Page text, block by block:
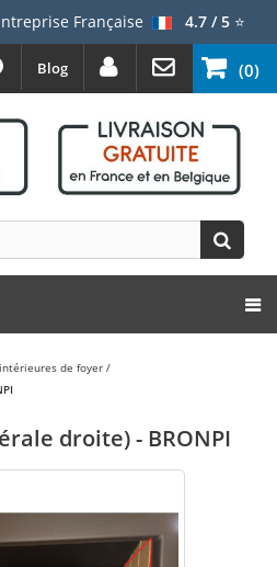
Française 4.7 / 5⭐
(0)
Blog
de foyer /
droite) - BRONPI